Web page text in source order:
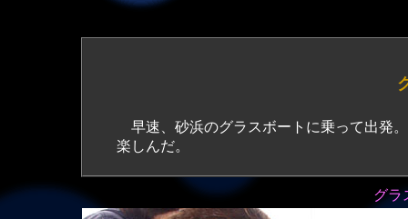
早速、砂浜のグラスボートに乗って出発
楽しんだ。
グラ